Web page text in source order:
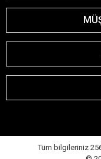
Tüm bilgileriniz